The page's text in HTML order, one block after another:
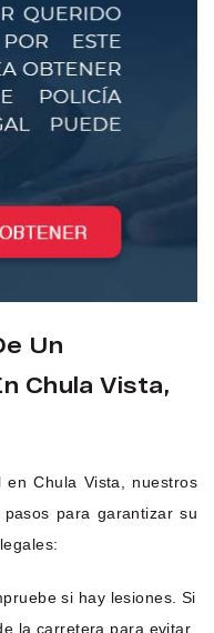
Un
Chula Vista,
en Chula Vista, nuestros
para garantizar su
si hay lesiones. Si
la carretera para evitar